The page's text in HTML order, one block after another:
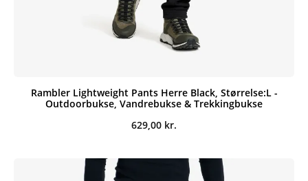
Rambler Lightweight Pants Herre Black, Størrelse:L -
Outdoorbukse, Vandrebukse & Trekkingbukse
629,00 kr.